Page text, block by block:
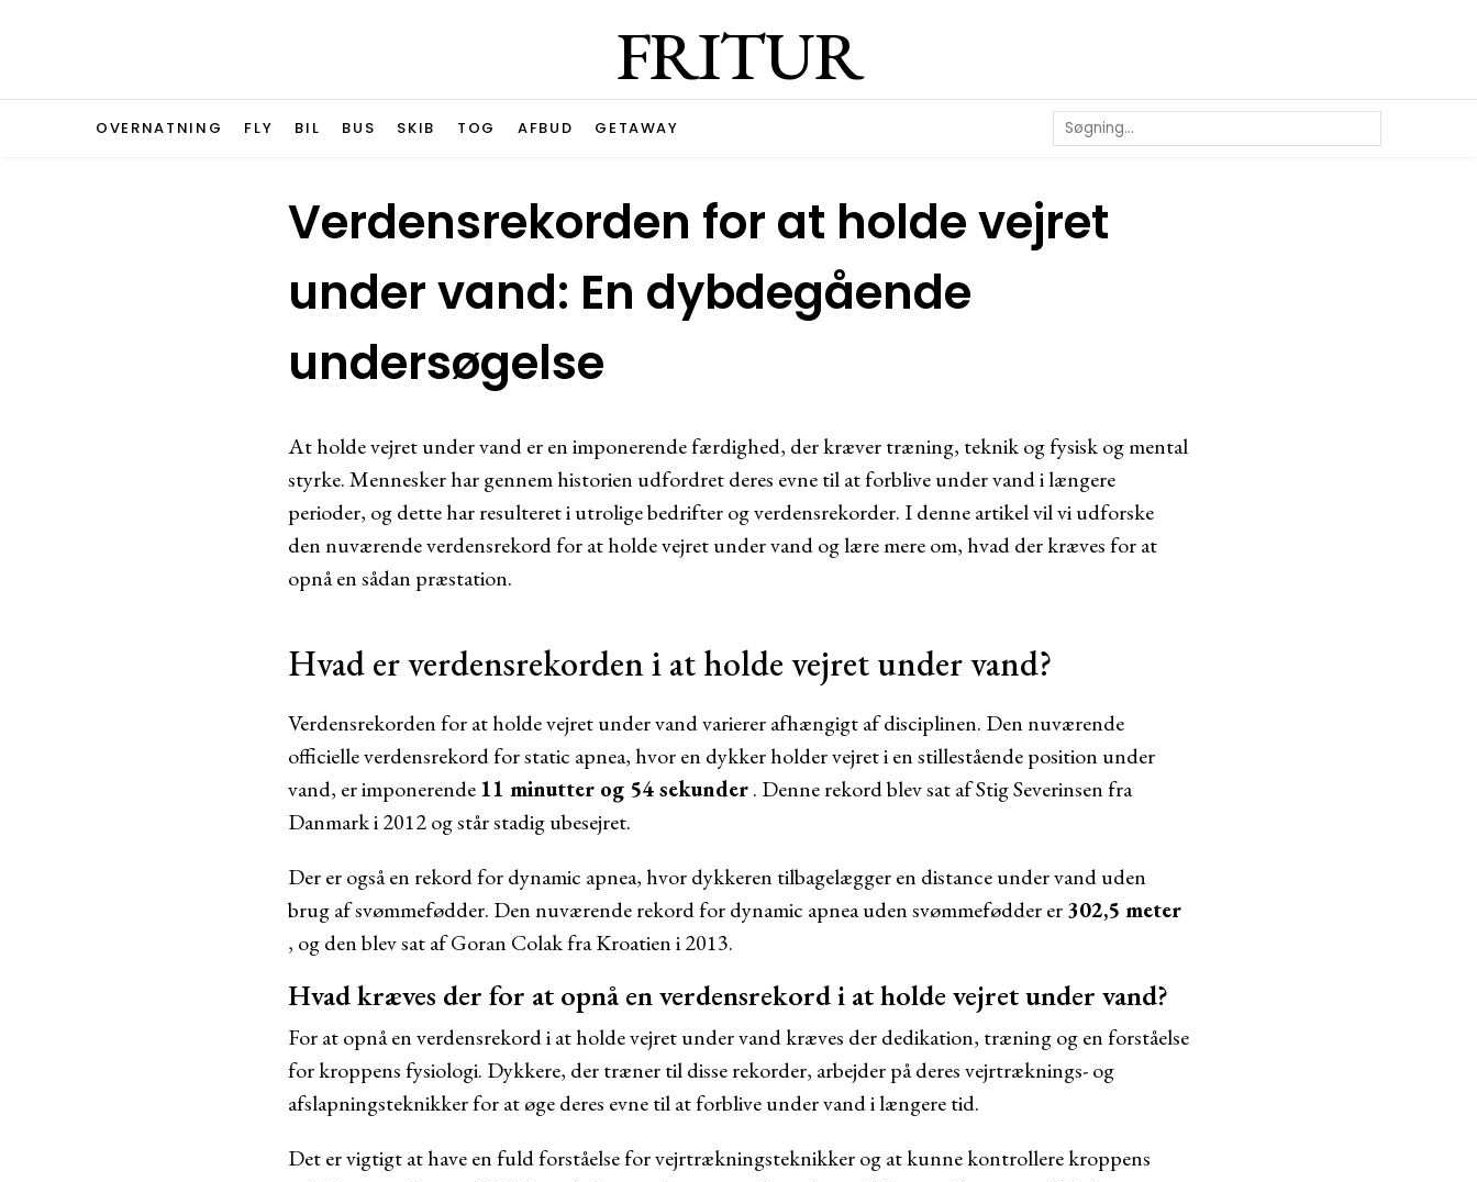
FRITUR
OVERNATNING FLY BIL BUS SKIB TOG AFBUD GETAWAY
Verdensrekorden for at holde vejret
under vand: En dybdegående
undersøgelse
At holde vejret under vand er en imponerende færdighed, der kræver træning, teknik og fysisk og mental
styrke. Mennesker har gennem historien udfordret deres evne til at forblive under vand i længere
perioder, og dette har resulteret i utrolige bedrifter og verdensrekorder. I denne artikel vil vi udforske
den nuværende verdensrekord for at holde vejret under vand og lære mere om, hvad der kræves for at
opnå en sådan præstation.
Hvad er verdensrekorden i at holde vejret under vand?
Verdensrekorden for at holde vejret under vand varierer afhængigt af disciplinen. Den nuværende
officielle verdensrekord for static apnea, hvor en dykker holder vejret i en stillestående position under
vand, er imponerende 11 minutter og 54 sekunder. Denne rekord blev sat af Stig Severinsen fra
Danmark i 2012 og står stadig ubesejret.
Der er også en rekord for dynamic apnea, hvor dykkeren tilbagelægger en distance under vand uden
brug af svømmefødder. Den nuværende rekord for dynamic apnea uden svømmefødder er302,5 meter
, og den blev sat af Goran Colak fra Kroatien i 2013.
Hvad kræves der for at opnå en verdensrekord i at holde vejret under vand?
For at opnå en verdensrekord i at holde vejret under vand kræves der dedikation, træning og en forståelse
for kroppens fysiologi. Dykkere, der træner til disse rekorder, arbejder på deres vejrtræknings- og
afslapningsteknikker for at øge deres evne til at forblive under vand i længere tid.
Det er vigtigt at have en fuld forståelse for vejrtrækningsteknikker og at kunne kontrollere kroppens